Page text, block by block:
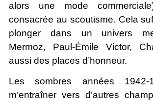
alors une mode
consacrée au scoutisme. Cela
plonger dans un univers
Mermoz, Paul-Émile Victor,
aussi des places d’honneur.
Les sombres années 1942-
m’entraîner vers d’autres